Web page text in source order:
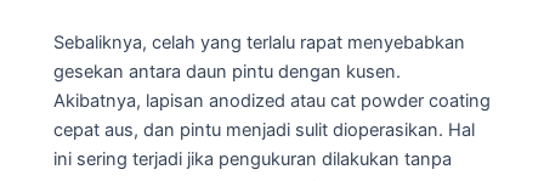
Sebaliknya, celah yang terlalu rapat menyebabkan
gesekan antara daun pintu dengan kusen.
Akibatnya, lapisan anodized atau cat powder coating
cepat aus, dan pintu menjadi sulit dioperasikan. Hal
ini sering terjadi jika pengukuran dilakukan tanpa